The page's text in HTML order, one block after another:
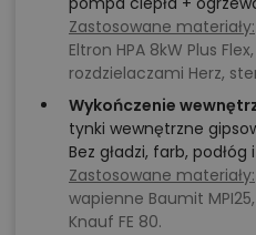
Zastosowane materiały:
Eltron HPA 8kW Plus
rozdzielaczami Herz,
Wykończenie
tynki wewnętrzne
Bez gładzi, farb, podłóg
Zastosowane materiały:
wapienne Baumit
Knauf FE 80.